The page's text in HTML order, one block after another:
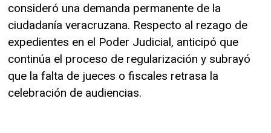
consideró una demanda permanente de la
ciudadanía veracruzana. Respecto al rezago de
expedientes en el Poder Judicial, anticipó que
continúa el proceso de regularización y subrayó
que la falta de jueces o fiscales retrasa la
celebración de audiencias.